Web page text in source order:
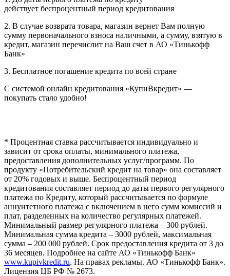
действует беспроцентный период кредитования
2. В случае возврата товара, магазин вернет Вам полную
сумму первоначального взноса наличными, а сумму, взятую в
кредит, магазин перечислит на Ваш счет в АО «Тинькофф
Банк»
3. Бесплатное погашение кредита по всей стране
С системой онлайн кредитования «КупиВкредит» —
покупать стало удобно!
* Процентная ставка рассчитывается индивидуально и
зависит от срока оплаты, минимального платежа,
предоставления дополнительных услуг/программ. По
продукту «Потребительский кредит на товар» она составляет
от 20% годовых и выше. Беспроцентный период
кредитования составляет период до даты первого регулярного
платежа по Кредиту, который рассчитывается по формуле
аннуитетного платежа с включением в него сумм комиссий и
плат, разделенных на количество регулярных платежей.
Минимальный размер регулярного платежа – 300 рублей.
Минимальная сумма кредита – 3000 рублей, максимальная
сумма – 200 000 рублей. Срок предоставления кредита от 3 до
36 месяцев. Подробнее на сайте АО «Тинькофф Банк»
www.kupivkredit.ru. На правах рекламы. АО «Тинькофф Банк».
Лицензия ЦБ РФ № 2673.